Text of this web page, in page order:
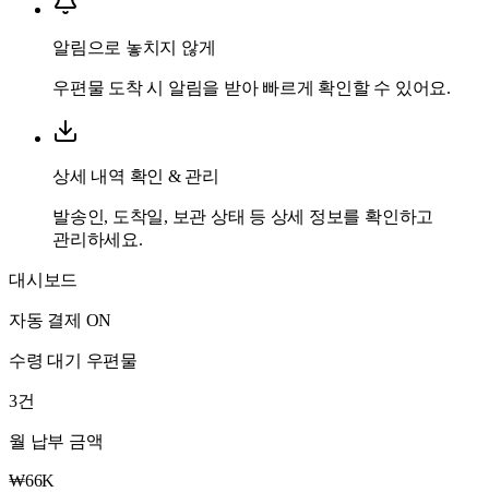
알림으로 놓치지 않게
우편물 도착 시 알림을 받아 빠르게 확인할 수 있어요.
상세 내역 확인 & 관리
발송인, 도착일, 보관 상태 등 상세 정보를 확인하고
관리하세요.
대시보드
자동 결제 ON
수령 대기 우편물
3건
월 납부 금액
₩66K